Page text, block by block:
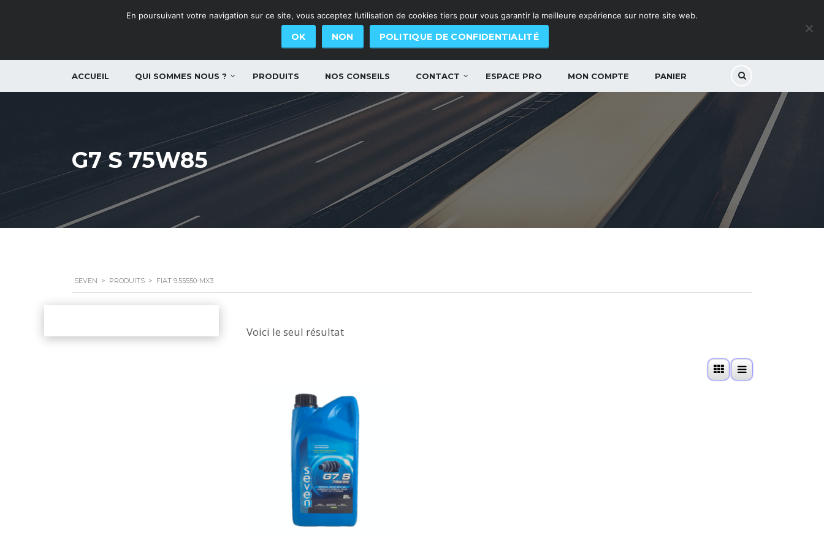
ACCUEIL QUI SOMMES NOUS ? PRODUITS NOS CONSEILS CONTACT ESPACE PRO MON COMPTE PANIER
G7 S 75W85
SEVEN > PRODUITS > FIAT 9.55550-MX3
Voici le seul résultat
En poursuivant votre navigation sur ce site, vous acceptez l’utilisation de cookies tiers pour vous garantir la meilleure expérience sur notre site web.
OK NON POLITIQUE DE CONFIDENTIALITÉ